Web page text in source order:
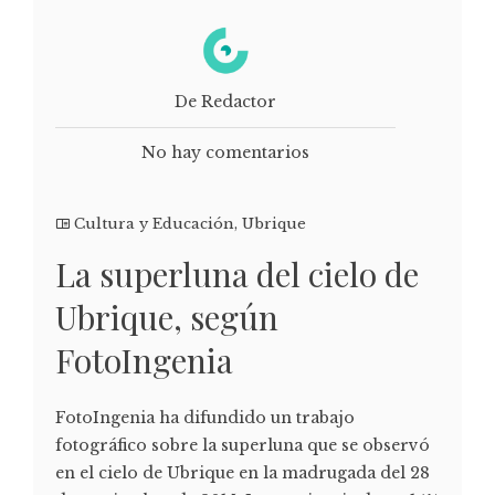
De Redactor
No hay comentarios
Cultura y Educación, Ubrique
La superluna del cielo de
Ubrique, según
FotoIngenia
FotoIngenia ha difundido un trabajo
fotográfico sobre la superluna que se observó
en el cielo de Ubrique en la madrugada del 28